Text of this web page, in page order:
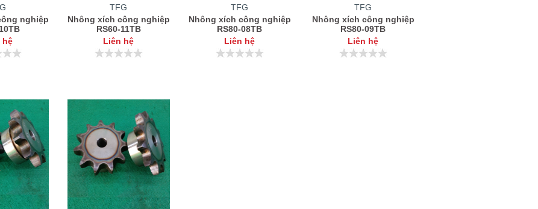
nghiệp
hệ
TFG
Nhông xích công nghiệp
RS60-11TB
Liên hệ
TFG
Nhông xích công nghiệp
RS80-08TB
Liên hệ
TFG
Nhông xích công nghiệp
RS80-09TB
Liên hệ